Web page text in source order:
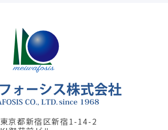
東京都新宿区新宿1-14-2